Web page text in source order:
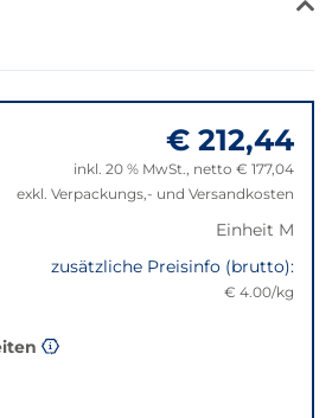
€ 212,44
inkl. 20 % MwSt., netto € 177,04
exkl. Verpackungs,- und Versandkosten
Einheit M
zusätzliche Preisinfo (brutto):
€ 4.00/kg